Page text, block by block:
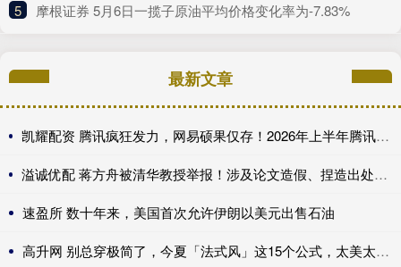
5 ​摩根证券 5月6日一揽子原油平均价格变化率为-7.83%
最新文章
凯耀配资 腾讯疯狂发力，网易硕果仅存！2026年上半年腾讯网易上线的游戏
溢诚优配 蒋方舟被清华教授举报！涉及论文造假、捏造出处、伪造文献……
速盈所 数十年来，美国首次允许伊朗以美元出售石油
高升网 别总穿极简了，今夏「法式风」这15个公式，太美太时髦了！